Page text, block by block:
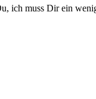
ich muss Dir ein